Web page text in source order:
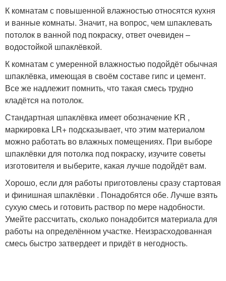
К комнатам с повышенной влажностью относятся кухня
и ванные комнаты. Значит, на вопрос, чем шпаклевать
потолок в ванной под покраску, ответ очевиден –
водостойкой шпаклёвкой.
К комнатам с умеренной влажностью подойдёт обычная
шпаклёвка, имеющая в своём составе гипс и цемент.
Все же надлежит помнить, что такая смесь трудно
кладётся на потолок.
Стандартная шпаклёвка имеет обозначение KR ,
маркировка LR+ подсказывает, что этим материалом
можно работать во влажных помещениях. При выборе
шпаклёвки для потолка под покраску, изучите советы
изготовителя и выберите, какая лучше подойдёт вам.
Хорошо, если для работы приготовлены сразу стартовая
и финишная шпаклёвки . Понадобятся обе. Лучше взять
сухую смесь и готовить раствор по мере надобности.
Умейте рассчитать, сколько понадобится материала для
работы на определённом участке. Неизрасходованная
смесь быстро затвердеет и придёт в негодность.